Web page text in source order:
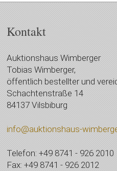
Kontakt
Auktionshaus Wimberger
Tobias Wimberger,
öffentlich bestellter und
Schachtenstraße 14
84137 Vilsbiburg
info@auktionshaus-
Telefon: +49 8741 - 926 2010
Fax: +49 8741 - 926 2012